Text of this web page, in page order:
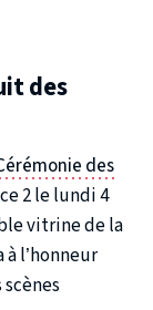
des
des
2 le lundi 4
vitrine de la
l’honneur